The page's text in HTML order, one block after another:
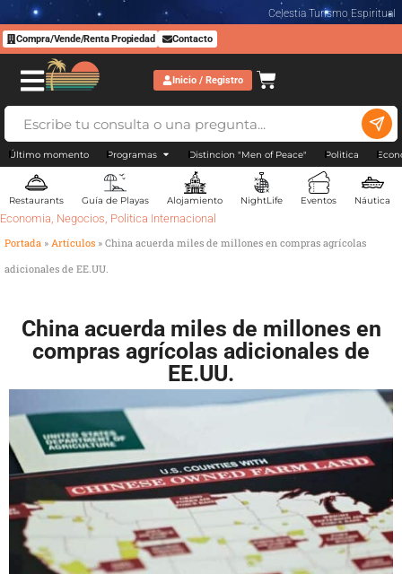
Celestia Turismo Espiritual
Compra/Vende/Renta Propiedad Contacto
Inicio / Registro
Último momento Programas Distincion "Men of Peace" Politica
Restaurants Guía de Playas Alojamiento NightLife Eventos Náutica
Economia, Negocios, Politica Internacional
Portada » Artículos » China acuerda miles de millones en compras agrícolas
adicionales de EE.UU.
China acuerda miles de millones en
compras agrícolas adicionales de
EE.UU.